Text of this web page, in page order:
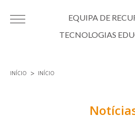
EQUIPA DE
TECNOLOGIAS
INÍCIO INÍCIO